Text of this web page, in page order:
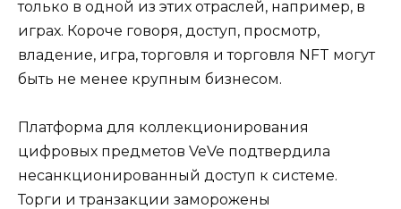
только в одной из этих отраслей, например, в
играх. Короче говоря, доступ, просмотр,
владение, игра, торговля и торговля NFT могут
быть не менее крупным бизнесом.
Платформа для коллекционирования
цифровых предметов VeVe подтвердила
несанкционированный доступ к системе.
Торги и транзакции заморожены